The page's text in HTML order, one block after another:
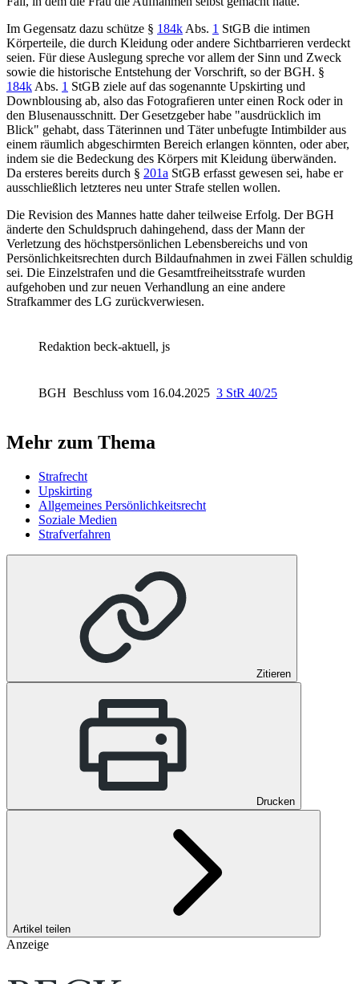
Im Gegensatz dazu schütze § 184k Abs. 1 StGB die intimen
Körperteile, die durch Kleidung oder andere Sichtbarrieren verdeckt
seien. Für diese Auslegung spreche vor allem der Sinn und Zweck
sowie die historische Entstehung der Vorschrift, so der BGH. §
184k Abs. 1 StGB ziele auf das sogenannte Upskirting und
Downblousing ab, also das Fotografieren unter einen Rock oder in
den Blusenausschnitt. Der Gesetzgeber habe "ausdrücklich im
Blick" gehabt, dass Täterinnen und Täter unbefugte Intimbilder aus
einem räumlich abgeschirmten Bereich erlangen könnten, oder aber,
indem sie die Bedeckung des Körpers mit Kleidung überwänden.
Da ersteres bereits durch § 201a StGB erfasst gewesen sei, habe er
ausschließlich letzteres neu unter Strafe stellen wollen.
Die Revision des Mannes hatte daher teilweise Erfolg. DerBGH
änderte den Schuldspruch dahingehend, dass der Mann der
Verletzung des höchstpersönlichen Lebensbereichs und von
Persönlichkeitsrechten durch Bildaufnahmen in zwei Fällen schuldig
sei. Die Einzelstrafen und die Gesamtfreiheitsstrafe wurden
aufgehoben und zur neuen Verhandlung an eine andere
Strafkammer des LG zurückverwiesen.
Redaktion beck-aktuell, js
BGH Beschluss vom 16.04.2025 3 StR 40/25
Mehr zum Thema
Strafrecht
Upskirting
Allgemeines Persönlichkeitsrecht
Soziale Medien
Strafverfahren
Zitieren
Drucken
Artikel teilen
Anzeige